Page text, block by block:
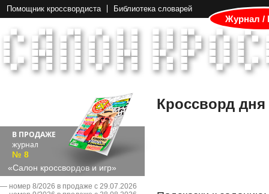
Помощник кроссвордиста Библиотека словарей
Журнал /
В ПРОДАЖЕ
журнал
№ 8
«Салон кроссвордов и игр»
― номер 8/2026 в продаже с 29.07.2026
Кроссворд дня